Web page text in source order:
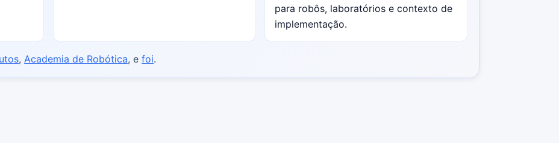
para robôs, laboratórios e contexto de
implementação.
, Academia de Robótica, efoi.